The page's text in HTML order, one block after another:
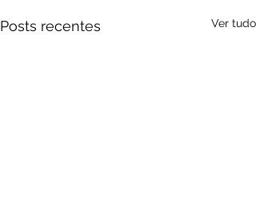
Posts recentes Ver tudo